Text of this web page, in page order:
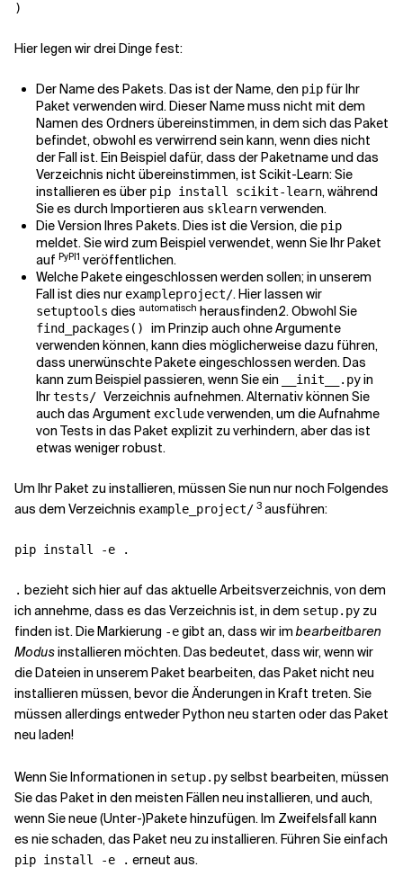
)
Hier legen wir drei Dinge fest:
Der Name des Pakets. Das ist der Name, den pip für Ihr
Paket verwenden wird. Dieser Name muss nicht mit dem
Namen des Ordners übereinstimmen, in dem sich das Paket
befindet, obwohl es verwirrend sein kann, wenn dies nicht
der Fall ist. Ein Beispiel dafür, dass der Paketname und das
Verzeichnis nicht übereinstimmen, ist Scikit-Learn: Sie
installieren es über pip install scikit-learn, während
Sie es durch Importieren aus sklearnverwenden.
Die Version Ihres Pakets. Dies ist die Version, die pip
meldet. Sie wird zum Beispiel verwendet, wenn Sie Ihr Paket
auf PyPI1 veröffentlichen.
Welche Pakete eingeschlossen werden sollen; in unserem
Fall ist dies nur exampleproject/. Hier lassen wir
setuptools dies automatisch herausfinden2. Obwohl Sie
find_packages() im Prinzip auch ohne Argumente
verwenden können, kann dies möglicherweise dazu führen,
dass unerwünschte Pakete eingeschlossen werden. Das
kann zum Beispiel passieren, wenn Sie ein
__init__.pyin
Ihrtests/ Verzeichnis aufnehmen. Alternativ können Sie
auch das Argument excludeverwenden, um die Aufnahme
von Tests in das Paket explizit zu verhindern, aber das ist
etwas weniger robust.
Um Ihr Paket zu installieren, müssen Sie nun nur noch Folgendes
aus dem Verzeichnis example_project/ 3 ausführen:
. bezieht sich hier auf das aktuelle Arbeitsverzeichnis, von dem
ich annehme, dass es das Verzeichnis ist, in dem setup.py zu
finden ist. Die Markierung -egibt an, dass wir imbearbeitbaren
Modusinstallieren möchten. Das bedeutet, dass wir, wenn wir
die Dateien in unserem Paket bearbeiten, das Paket nicht neu
installieren müssen, bevor die Änderungen in Kraft treten. Sie
müssen allerdings entweder Python neu starten oder das Paket
neu laden!
Wenn Sie Informationen in setup.pyselbst bearbeiten, müssen
Sie das Paket in den meisten Fällen neu installieren, und auch,
wenn Sie neue (Unter-)Pakete hinzufügen. Im Zweifelsfall kann
es nie schaden, das Paket neu zu installieren. Führen Sie einfach
pip install -e . erneut aus.